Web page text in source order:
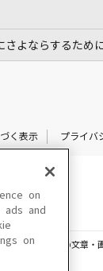
さよならするため
く表示
プライバ
されている一切の文章
on
and
on